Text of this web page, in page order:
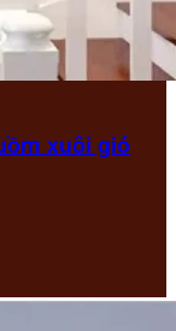
xuôi gió